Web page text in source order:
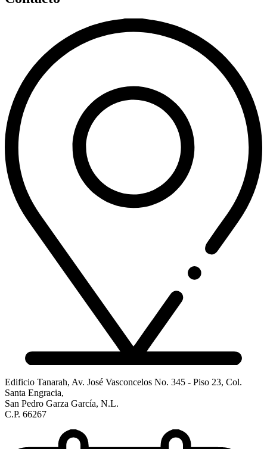
Edificio Tanarah, Av. José Vasconcelos No. 345 - Piso 23, Col.
Santa Engracia,
San Pedro Garza García, N.L.
C.P. 66267